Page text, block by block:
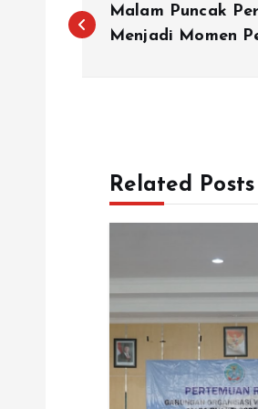
a
Malam Puncak
Menjadi Momen
Related Posts